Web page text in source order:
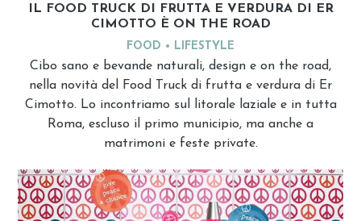
IL FOOD TRUCK DI FRUTTA E VERDURA DI ER
CIMOTTO È ON THE ROAD
FOOD LIFESTYLE
Cibo sano e bevande naturali, design e on the road,
nella novità del Food Truck di frutta e verdura di Er
Cimotto. Lo incontriamo sul litorale laziale e in tutta
Roma, escluso il primo municipio, ma anche a
matrimoni e feste private.